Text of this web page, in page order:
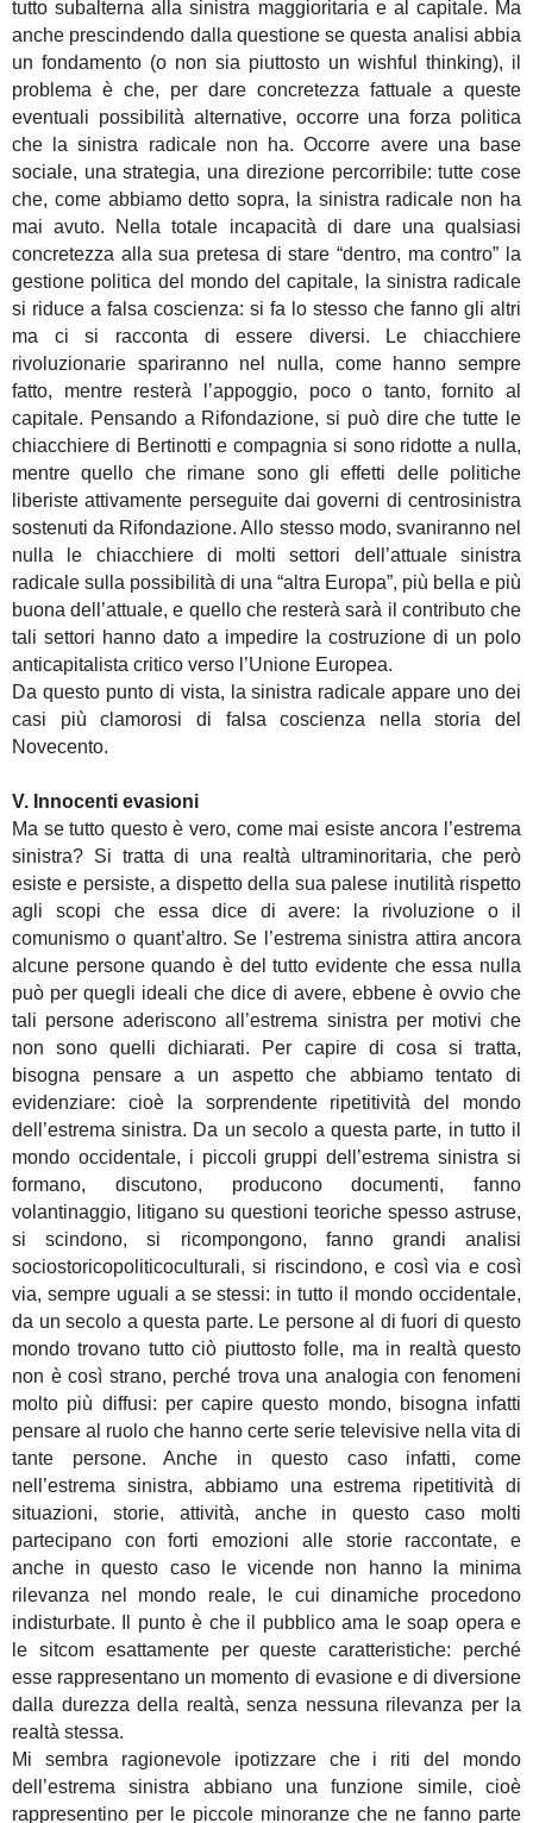
tutto subalterna alla sinistra maggioritaria e al capitale. Ma
anche prescindendo dalla questione se questa analisi abbia
un fondamento (o non sia piuttosto un wishful thinking), il
problema è che, per dare concretezza fattuale a queste
eventuali possibilità alternative, occorre una forza politica
che la sinistra radicale non ha. Occorre avere una base
sociale, una strategia, una direzione percorribile: tutte cose
che, come abbiamo detto sopra, la sinistra radicale non ha
mai avuto. Nella totale incapacità di dare una qualsiasi
concretezza alla sua pretesa di stare “dentro, ma contro” la
gestione politica del mondo del capitale, la sinistra radicale
si riduce a falsa coscienza: si fa lo stesso che fanno gli altri
ma ci si racconta di essere diversi. Le chiacchiere
rivoluzionarie spariranno nel nulla, come hanno sempre
fatto, mentre resterà l’appoggio, poco o tanto, fornito al
capitale. Pensando a Rifondazione, si può dire che tutte le
chiacchiere di Bertinotti e compagnia si sono ridotte a nulla,
mentre quello che rimane sono gli effetti delle politiche
liberiste attivamente perseguite dai governi di centrosinistra
sostenuti da Rifondazione. Allo stesso modo, svaniranno nel
nulla le chiacchiere di molti settori dell’attuale sinistra
radicale sulla possibilità di una “altra Europa”, più bella e più
buona dell’attuale, e quello che resterà sarà il contributo che
tali settori hanno dato a impedire la costruzione di un polo
anticapitalista critico verso l’Unione Europea.
Da questo punto di vista, la sinistra radicale appare uno dei
casi più clamorosi di falsa coscienza nella storia del
Novecento.
V. Innocenti evasioni
Ma se tutto questo è vero, come mai esiste ancora l’estrema
sinistra? Si tratta di una realtà ultraminoritaria, che però
esiste e persiste, a dispetto della sua palese inutilità rispetto
agli scopi che essa dice di avere: la rivoluzione o il
comunismo o quant’altro. Se l’estrema sinistra attira ancora
alcune persone quando è del tutto evidente che essa nulla
può per quegli ideali che dice di avere, ebbene è ovvio che
tali persone aderiscono all’estrema sinistra per motivi che
non sono quelli dichiarati. Per capire di cosa si tratta,
bisogna pensare a un aspetto che abbiamo tentato di
evidenziare: cioè la sorprendente ripetitività del mondo
dell’estrema sinistra. Da un secolo a questa parte, in tutto il
mondo occidentale, i piccoli gruppi dell’estrema sinistra si
formano, discutono, producono documenti, fanno
volantinaggio, litigano su questioni teoriche spesso astruse,
si scindono, si ricompongono, fanno grandi analisi
sociostoricopoliticoculturali, si riscindono, e così via e così
via, sempre uguali a se stessi: in tutto il mondo occidentale,
da un secolo a questa parte. Le persone al di fuori di questo
mondo trovano tutto ciò piuttosto folle, ma in realtà questo
non è così strano, perché trova una analogia con fenomeni
molto più diffusi: per capire questo mondo, bisogna infatti
pensare al ruolo che hanno certe serie televisive nella vita di
tante persone. Anche in questo caso infatti, come
nell’estrema sinistra, abbiamo una estrema ripetitività di
situazioni, storie, attività, anche in questo caso molti
partecipano con forti emozioni alle storie raccontate, e
anche in questo caso le vicende non hanno la minima
rilevanza nel mondo reale, le cui dinamiche procedono
indisturbate. Il punto è che il pubblico ama le soap opera e
le sitcom esattamente per queste caratteristiche: perché
esse rappresentano un momento di evasione e di diversione
dalla durezza della realtà, senza nessuna rilevanza per la
realtà stessa.
Mi sembra ragionevole ipotizzare che i riti del mondo
dell’estrema sinistra abbiano una funzione simile, cioè
rappresentino per le piccole minoranze che ne fanno parte